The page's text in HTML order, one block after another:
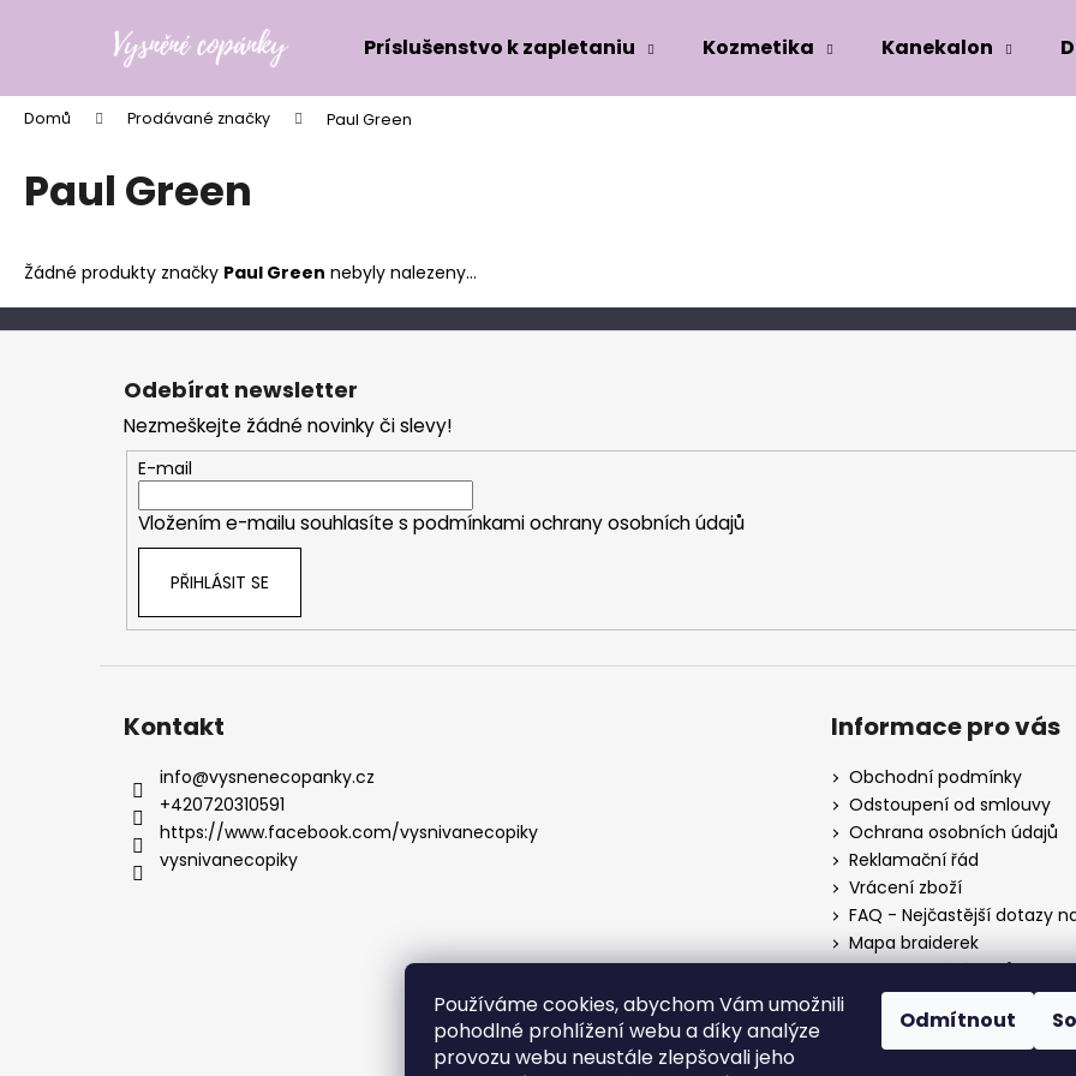
Používáme cookies, abychom Vám umožnili
pohodlné prohlížení webu a díky analýze
provozu webu neustále zlepšovali jeho
Odmítnout
Príslušenstvo k zapletaniu Kozmetika Kanekalon
Domů Prodávané značky Paul Green
Paul Green
Žádné produkty značky Paul Green nebyly nalezeny...
í
Zpět
do
obchodu
Zpět
do
obchodu
Doporučujeme
Z
Odebírat newsletter
Nezmeškejte žádné novinky či slevy!
E-mail
Vložením e-mailu souhlasíte s podmínkami ochrany osobních údajů
PŘIHLÁSIT SE
Kontakt
info@vysnenecopanky.cz
+420720310591
https://www.facebook.com/vysnivanecopiky
vysnivanecopiky
Informace pro vás
Obchodní podmínky
Odstoupení od smlouvy
Ochrana osobních údajů
Reklamační řád
Vrácení zboží
FAQ - Nejčastější dotazy
Mapa braiderek
Kurz zapletání vlasů
Blog
Kontakt